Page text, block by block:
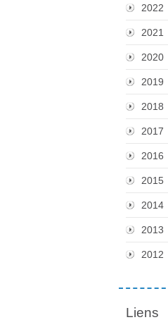
2022
2021
2020
2019
2018
2017
2016
2015
2014
2013
2012
Liens